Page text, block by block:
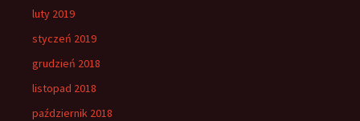
luty 2019
styczeń 2019
grudzień 2018
listopad 2018
październik 2018